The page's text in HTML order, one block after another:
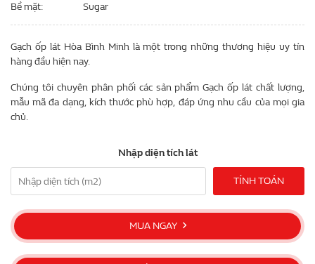
Bề mặt
Sugar
Gạch ốp lát Hòa Bình Minh là một trong những thương hiệu uy tín
hàng đầu hiện nay.
Chúng tôi chuyên phân phối các sản phẩm Gạch ốp lát chất lượng,
mẫu mã đa dạng, kích thước phù hợp, đáp ứng nhu cầu của mọi gia
chủ.
Nhập diện tích lát
TÍNH TOÁN
MUA NGAY